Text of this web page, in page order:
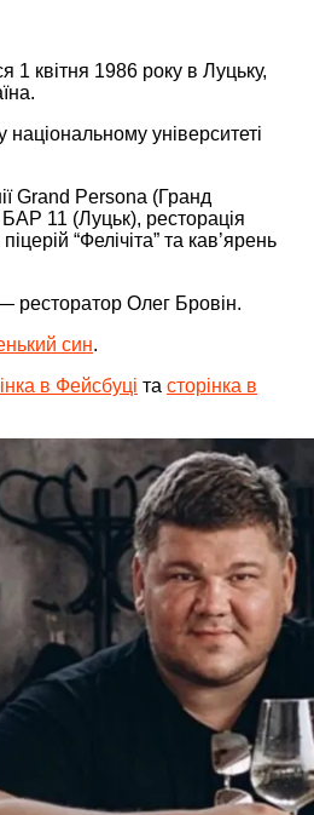
1 квітня 1986 року в Луцьку,
університеті
Grand Persona (Гранд
11 (Луцьк), ресторація
“Фелічіта” та кав’ярень
ресторатор Олег Бровін.
син.
в Фейсбуці та сторінка в